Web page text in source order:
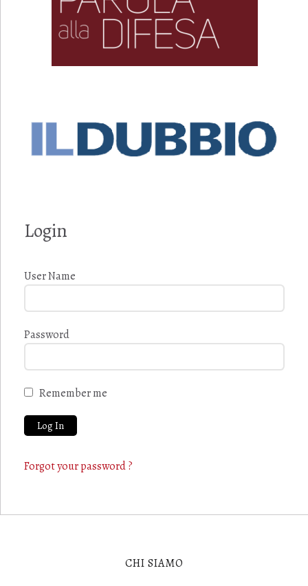
Login
User Name
Password
Remember me
Forgot your password ?
CHI SIAMO